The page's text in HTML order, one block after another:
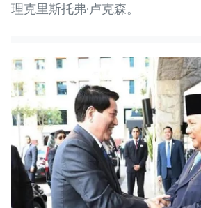
理克里斯托弗·卢克森。